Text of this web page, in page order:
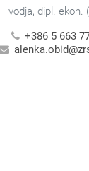
vodja, dipl. ekon.
+386 5 663